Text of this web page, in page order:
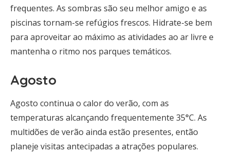
frequentes. As sombras são seu melhor amigo e as
piscinas tornam-se refúgios frescos. Hidrate-se bem
para aproveitar ao máximo as atividades ao ar livre e
mantenha o ritmo nos parques temáticos.
Agosto
Agosto continua o calor do verão, com as
temperaturas alcançando frequentemente 35°C. As
multidões de verão ainda estão presentes, então
planeje visitas antecipadas a atrações populares.